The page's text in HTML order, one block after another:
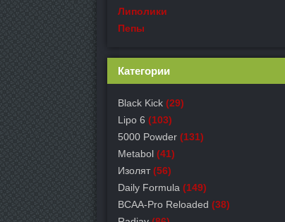
Липолики
Пепы
Категории
Black Kick (29)
Lipo 6 (103)
5000 Powder (131)
Metabol (41)
Изолят (56)
Daily Formula (149)
BCAA-Pro Reloaded (38)